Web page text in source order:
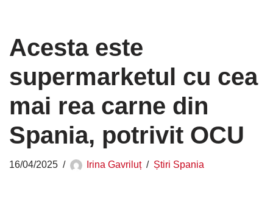
Acesta este
supermarketul cu cea
mai rea carne din
Spania, potrivit OCU
16/04/2025 Irina Gavriluț Știri Spania